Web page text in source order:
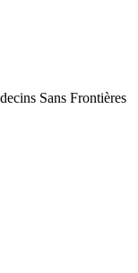
Sans Frontières